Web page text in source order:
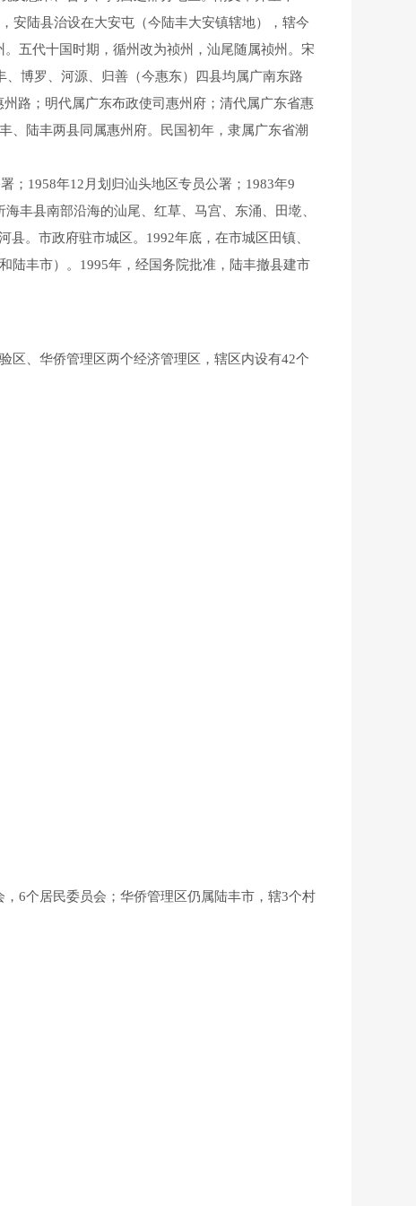
安陆县治设在大安屯（今陆丰大安镇辖地），辖今
五代十国时期，循州改为祯州，汕尾随属祯州。宋
博罗、河源、归善（今惠东）四县均属广南东路
路；明代属广东布政使司惠州府；清代属广东省惠
、陆丰两县同属惠州府。民国初年，隶属广东省潮
1958年12月划归汕头地区专员公署；1983年9
丰县南部沿海的汕尾、红草、马宫、东涌、田墘、
。市政府驻市城区。1992年底，在市城区田镇、
陆丰市）。1995年，经国务院批准，陆丰撤县建市
、华侨管理区两个经济管理区，辖区内设有42个
6个居民委员会；华侨管理区仍属陆丰市，辖3个村